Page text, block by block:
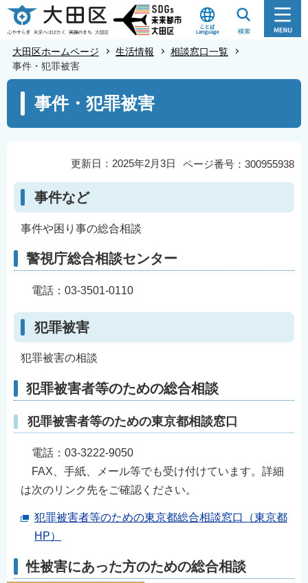
こ
の
ジ
大田区ホームページ 生活情報
相談窓口一覧
事件・犯罪被害
こ
ら
事件・犯罪被害
ページ番号：300955938
更新日：2025年2月3日
事件など
事件や困り事の総合相談
警視庁総合相談センター
電話：03-3501-0110
犯罪被害
犯罪被害の相談
犯罪被害者等のための総合相談
犯罪被害者等のための東京都相談窓口
電話：03-3222-9050
FAX、手紙、メール等でも受け付けています。詳細
は次のリンク先をご確認ください。
犯罪被害者等のための東京都総合相談窓口（東京都
HP）
性被害にあった方のための総合相談